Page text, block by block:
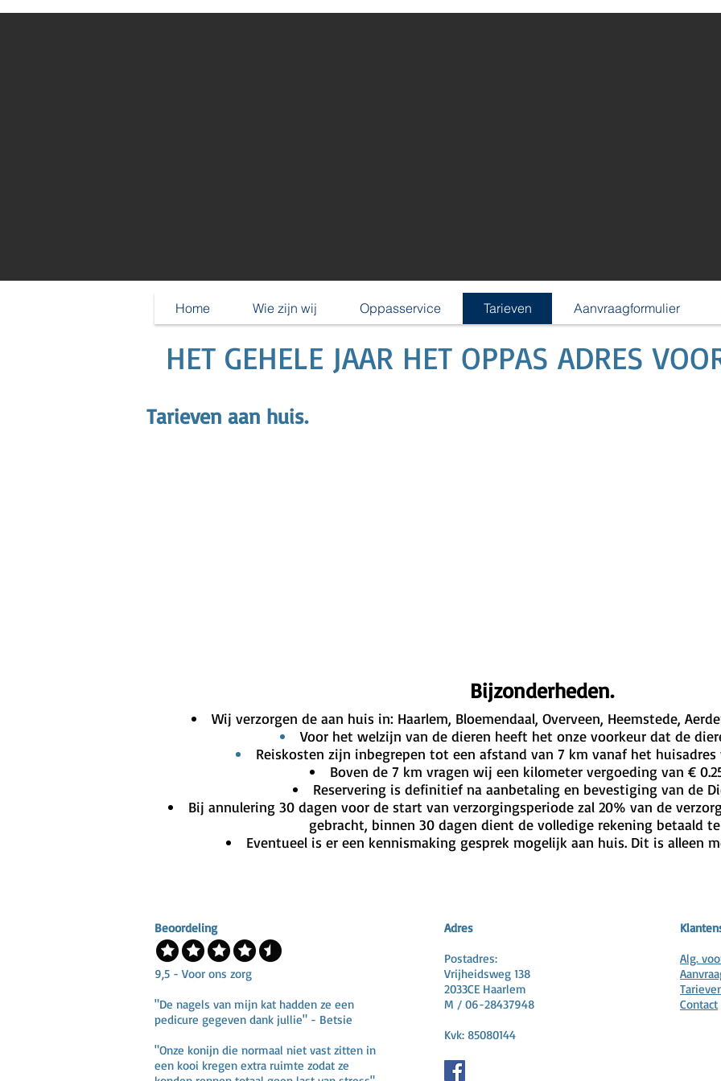
Home Wie zijn wij Oppasservice Tarieven Aanvraagformulier
HET GEHELE JAAR HET OPPAS ADRES
Tarieven aan huis.
Bijzonderheden.
Wij verzorgen de aan huis in: Haarlem, Bloemendaal, Overveen, Heemstede,
Voor het welzijn van de dieren heeft het onze voorkeur dat de
Reiskosten zijn inbegrepen tot een afstand van 7 km vanaf het huisadres
Boven de 7 km vragen wij een kilometer vergoeding van €
Reservering is definitief na aanbetaling en bevestiging van de
Bij annulering 30 dagen voor de start van verzorgingsperiode zal 20% van de
gebracht, binnen 30 dagen dient de volledige rekening betaald
Eventueel is er een kennismaking gesprek mogelijk aan huis. Dit is alleen
Beoordeling
9,5 - Voor ons zorg
"De nagels van mijn kat hadden ze een
pedicure gegeven dank jullie" - Betsie
"Onze konijn die normaal niet vast zitten in
een kooi kregen extra ruimte zodat ze
Adres
Postadres:
Vrijheidsweg 138
2033CE Haarlem
M / 06-28437948
Kvk: 85080144
Alg.
Contact